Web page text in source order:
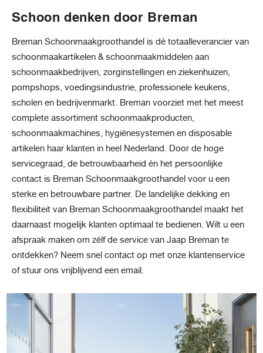
Schoon denken door Breman
Breman Schoonmaakgroothandel is dé totaalleverancier van
schoonmaakartikelen & schoonmaakmiddelen aan
schoonmaakbedrijven, zorginstellingen en ziekenhuizen,
pompshops, voedingsindustrie, professionele keukens,
scholen en bedrijvenmarkt. Breman voorziet met het meest
complete assortiment schoonmaakproducten,
schoonmaakmachines, hygiënesystemen en disposable
artikelen haar klanten in heel Nederland. Door de hoge
servicegraad, de betrouwbaarheid én het persoonlijke
contact is Breman Schoonmaakgroothandel voor u een
sterke en betrouwbare partner. De landelijke dekking en
flexibiliteit van Breman Schoonmaakgroothandel maakt het
daarnaast mogelijk klanten optimaal te bedienen. Wilt u een
afspraak maken om zélf de service van Jaap Breman te
ontdekken? Neem snel contact op met onze klantenservice
of stuur ons vrijblijvend een email.